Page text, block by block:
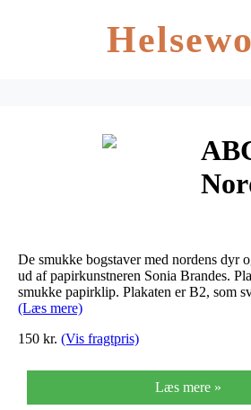
–
De smukke bogstaver med nordens dyr
ud af papirkunstneren Sonia Brandes.
smukke papirklip. Plakaten er B2, som
(Læs mere)
150 kr. (Vis fragtpris)
Læs mere »